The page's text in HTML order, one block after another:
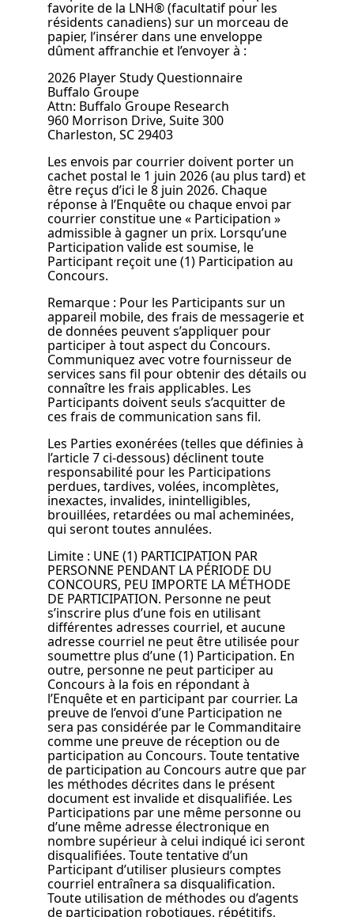
favorite de la LNH® (facultatif pour les
résidents canadiens) sur un morceau de
papier, l’insérer dans une enveloppe
dûment affranchie et l’envoyer à :
2026 Player Study Questionnaire
Buffalo Groupe
Attn: Buffalo Groupe Research
960 Morrison Drive, Suite 300
Charleston, SC 29403
Les envois par courrier doivent porter un
cachet postal le 1 juin 2026 (au plus tard) et
être reçus d’ici le 8 juin 2026. Chaque
réponse à l’Enquête ou chaque envoi par
courrier constitue une « Participation »
admissible à gagner un prix. Lorsqu’une
Participation valide est soumise, le
Participant reçoit une (1) Participation au
Concours.
Remarque : Pour les Participants sur un
appareil mobile, des frais de messagerie et
de données peuvent s’appliquer pour
participer à tout aspect du Concours.
Communiquez avec votre fournisseur de
services sans fil pour obtenir des détails ou
connaître les frais applicables. Les
Participants doivent seuls s’acquitter de
ces frais de communication sans fil.
Les Parties exonérées (telles que définies à
l’article 7 ci-dessous) déclinent toute
responsabilité pour les Participations
perdues, tardives, volées, incomplètes,
inexactes, invalides, inintelligibles,
brouillées, retardées ou mal acheminées,
qui seront toutes annulées.
Limite : UNE (1) PARTICIPATION PAR
PERSONNE PENDANT LA PÉRIODE DU
CONCOURS, PEU IMPORTE LA MÉTHODE
DE PARTICIPATION. Personne ne peut
s’inscrire plus d’une fois en utilisant
différentes adresses courriel, et aucune
adresse courriel ne peut être utilisée pour
soumettre plus d’une (1) Participation. En
outre, personne ne peut participer au
Concours à la fois en répondant à
l’Enquête et en participant par courrier. La
preuve de l’envoi d’une Participation ne
sera pas considérée par le Commanditaire
comme une preuve de réception ou de
participation au Concours. Toute tentative
de participation au Concours autre que par
les méthodes décrites dans le présent
document est invalide et disqualifiée. Les
Participations par une même personne ou
d’une même adresse électronique en
nombre supérieur à celui indiqué ici seront
disqualifiées. Toute tentative d’un
Participant d’utiliser plusieurs comptes
courriel entraînera sa disqualification.
Toute utilisation de méthodes ou d’agents
de participation robotiques, répétitifs,